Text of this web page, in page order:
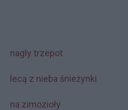
nagły trzepot
lecą z nieba śnieżynki
na zimozioły